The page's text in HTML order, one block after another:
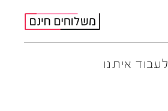
לעבוד איתנו